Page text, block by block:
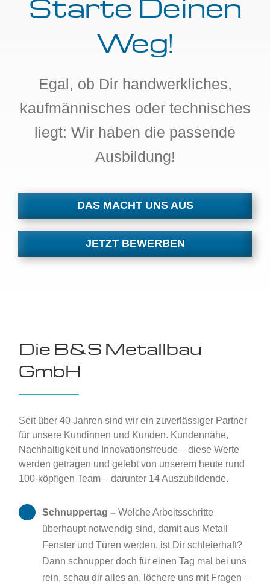
Starte Deinen
Weg!
Egal, ob Dir handwerkliches,
kaufmännisches oder technisches
liegt: Wir haben die passende
Ausbildung!
DAS MACHT UNS AUS
JETZT BEWERBEN
Die B&S Metallbau
GmbH
Seit über 40 Jahren sind wir ein zuverlässiger Partner
für unsere Kundinnen und Kunden. Kundennähe,
Nachhaltigkeit und Innovationsfreude – diese Werte
werden getragen und gelebt von unserem heute rund
100-köpfigen Team – darunter 14 Auszubildende.
Schnuppertag –Welche Arbeitsschritte
überhaupt notwendig sind, damit aus Metall
Fenster und Türen werden, ist Dir schleierhaft?
Dann schnupper doch für einen Tag mal bei uns
rein, schau dir alles an, löchere uns mit Fragen –